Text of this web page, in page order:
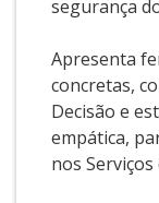
segurança
Apresenta
concretas,
Decisão e
empática,
nos Serviços